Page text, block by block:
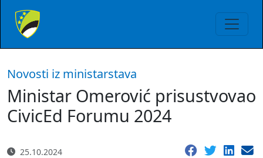
Novosti iz ministarstava
Ministar Omerović prisustvovao
CivicEd Forumu 2024
25.10.2024